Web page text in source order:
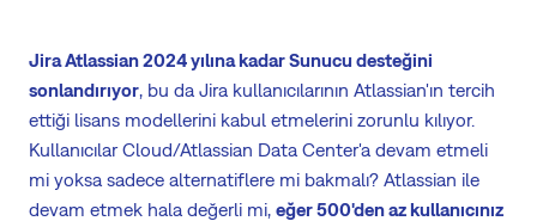
Jira Atlassian 2024 yılına kadar Sunucu desteğini
sonlandırıyor, bu da Jira kullanıcılarının Atlassian'ın tercih
ettiği lisans modellerini kabul etmelerini zorunlu kılıyor.
Kullanıcılar Cloud/Atlassian Data Center'a devam etmeli
mi yoksa sadece alternatiflere mi bakmalı? Atlassian ile
devam etmek hala değerli mi, eğer 500'den az kullanıcınız